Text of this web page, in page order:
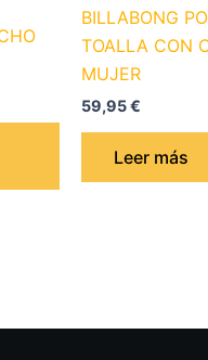
página
BILLABONG
TOALLA CON
MUJER
59,95€
Leer más